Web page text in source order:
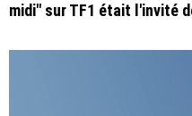
midi" sur TF1 était l'invité